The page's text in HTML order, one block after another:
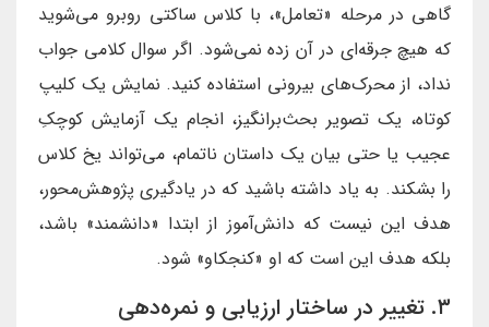
گاهی در مرحله «تعامل»، با کلاس ساکتی روبرو می‌شوید
که هیچ جرقه‌ای در آن زده نمی‌شود. اگر سوال کلامی جواب
نداد، از محرک‌های بیرونی استفاده کنید. نمایش یک کلیپ
کوتاه، یک تصویر بحث‌برانگیز، انجام یک آزمایش کوچکِ
عجیب یا حتی بیان یک داستان ناتمام، می‌تواند یخ کلاس
را بشکند. به یاد داشته باشید که در یادگیری پژوهش‌محور،
هدف این نیست که دانش‌آموز از ابتدا «دانشمند» باشد،
بلکه هدف این است که او «کنجکاو» شود.
۳. تغییر در ساختار ارزیابی و نمره‌دهی